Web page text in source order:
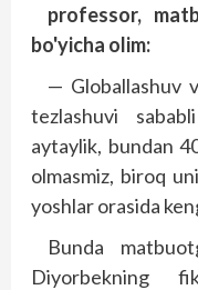
professor,
bo'yicha olim:
— Globallashuv
tezlashuvi
aytaylik, bundan
olmasmiz, biroq
yoshlar orasida
Bunda
Diyorbekning